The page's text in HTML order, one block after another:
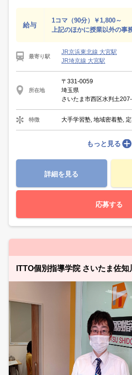
給与
1コマ（90分）￥1,800～
上記のほかに授業以外の事
最寄り駅
JR京浜東北線 大宮駅
JR埼京線 大宮駅
所在地
〒331-0059
埼玉県
さいたま市西区水判土
特徴 大手学習塾, 地域密着塾,
もっと見る
詳細を見る
応募する
ITTO個別指導学院 さいたま佐知